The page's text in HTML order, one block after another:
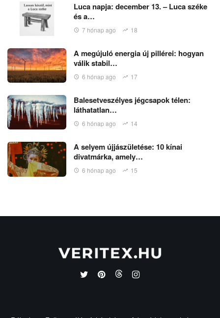
Luca napja: december 13. – Luca széke
és a…
7 hónap ago 18
A megújuló energia új pillérei: hogyan
válik stabil…
6 hónap ago 17
Balesetveszélyes jégcsapok télen:
láthatatlan…
6 hónap ago 14
A selyem újjászületése: 10 kínai
divatmárka, amely…
6 hónap ago 15